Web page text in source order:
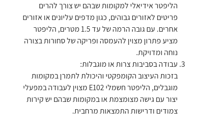
הליפטר אידיאלי למקומות שבהם יש צורך להרים
פריטים לאזורים גבוהים, כגון מדפים עליונים או אזורים
אחרים. עם גובה הרמה של עד 1.5 מטרים, הליפטר
מציע פתרון מצוין להעמסה ופריקה של סחורות בצורה
נוחה ומדויקת.
עבודה בסביבות צרות או מוגבלות:
בזכות העיצוב הקומפקטי והיכולת לתמרן במקומות
מוגבלים, הליפטר חשמלי E102 מצוין לעבודה במפעלי
יצור עם גישה מצומצמת או במקומות שבהם יש קירות
צמודים ודרישות התמצאות מרחבית.